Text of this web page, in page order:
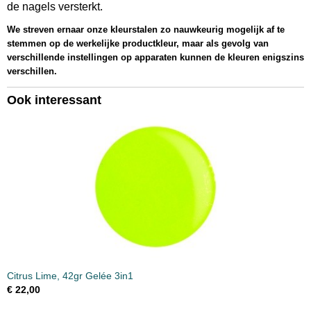
de nagels versterkt.
We streven ernaar onze kleurstalen zo nauwkeurig mogelijk af te
stemmen op de werkelijke productkleur, maar als gevolg van
verschillende instellingen op apparaten kunnen de kleuren enigszins
verschillen.
Ook interessant
Citrus Lime, 42gr Gelée 3in1
€ 22,00